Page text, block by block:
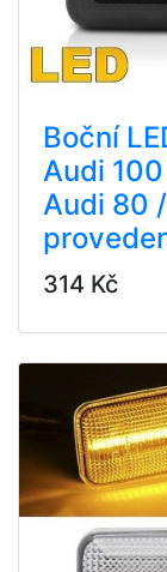
Boční
Audi
Audi 80
314 Kč